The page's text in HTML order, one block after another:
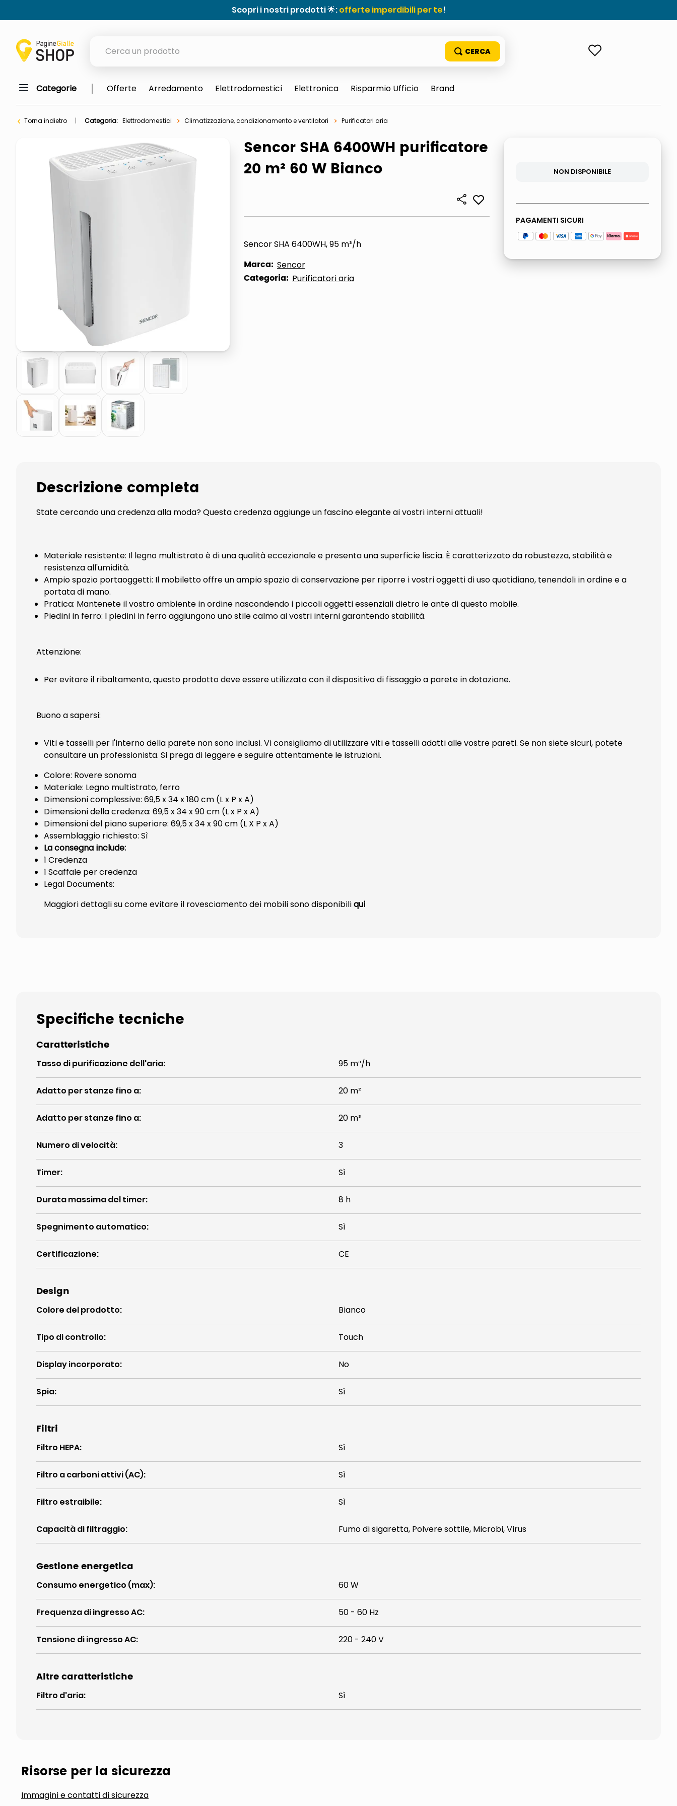
Scopri i nostri prodotti 🌟:offerte imperdibili per te!
meme
ombrelloni
lucidatrice pavimenti
Categorie Offerte Arredamento Elettrodomestici Elettronica Risparmio Ufficio Brand
Torna indietro Categoria: Elettrodomestici Climatizzazione, condizionamento e ventilatori Purificatori aria
Sencor SHA 6400WH purificatore
20 m² 60 W Bianco
Sencor SHA 6400WH, 95 m³/h
Marca: Sencor
Categoria: Purificatori aria
NON DISPONIBILE
PAGAMENTI SICURI
Descrizione completa
State cercando una credenza alla moda? Questa credenza aggiunge un fascino elegante ai vostri interni attuali!
Materiale resistente: Il legno multistrato è di una qualità eccezionale e presenta una superficie liscia. È caratterizzato da robustezza, stabilità e
resistenza all'umidità.
Ampio spazio portaoggetti: Il mobiletto offre un ampio spazio di conservazione per riporre i vostri oggetti di uso quotidiano, tenendoli in ordine e a
portata di mano.
Pratica: Mantenete il vostro ambiente in ordine nascondendo i piccoli oggetti essenziali dietro le ante di questo mobile.
Piedini in ferro: I piedini in ferro aggiungono uno stile calmo ai vostri interni garantendo stabilità.
Attenzione:
Per evitare il ribaltamento, questo prodotto deve essere utilizzato con il dispositivo di fissaggio a parete in dotazione.
Buono a sapersi:
Viti e tasselli per l'interno della parete non sono inclusi. Vi consigliamo di utilizzare viti e tasselli adatti alle vostre pareti. Se non siete sicuri, potete
consultare un professionista. Si prega di leggere e seguire attentamente le istruzioni.
Colore: Rovere sonoma
Materiale: Legno multistrato, ferro
Dimensioni complessive: 69,5 x 34 x 180 cm (L x P x A)
Dimensioni della credenza: 69,5 x 34 x 90 cm (L x P x A)
Dimensioni del piano superiore: 69,5 x 34 x 90 cm (L X P x A)
Assemblaggio richiesto: Sì
La consegna include:
1 Credenza
1 Scaffale per credenza
Legal Documents:
Maggiori dettagli su come evitare il rovesciamento dei mobili sono disponibiliqui
Specifiche tecniche
Caratteristiche
Tasso di purificazione dell'aria: 95 m³/h
Adatto per stanze fino a: 20 m²
Adatto per stanze fino a: 20 m³
Numero di velocità: 3
Timer: Sì
Durata massima del timer: 8 h
Spegnimento automatico: Sì
Certificazione: CE
Design
Colore del prodotto: Bianco
Tipo di controllo: Touch
Display incorporato: No
Spia: Sì
Filtri
Filtro HEPA: Sì
Filtro a carboni attivi (AC): Sì
Filtro estraibile: Sì
Capacità di filtraggio: Fumo di sigaretta, Polvere sottile, Microbi, Virus
Gestione energetica
Consumo energetico (max): 60 W
Frequenza di ingresso AC: 50 - 60 Hz
Tensione di ingresso AC: 220 - 240 V
Altre caratteristiche
Filtro d'aria: Sì
Risorse per la sicurezza
Immagini e contatti di sicurezza